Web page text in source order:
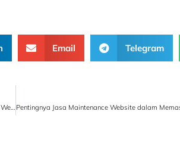
Email Telegram
Memperbarui Konten Edukasi dengan Efektif Melalui Jasa Maintenance Website